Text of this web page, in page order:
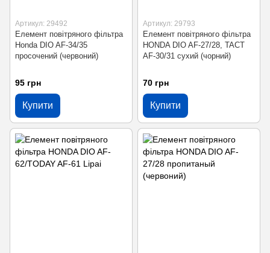
Артикул: 29492
Елемент повітряного фільтра
Honda DIO AF-34/35
просочений (червоний)
95 грн
Купити
Артикул: 29793
Елемент повітряного фільтра
HONDA DIO AF-27/28, TACT
AF-30/31 сухий (чорний)
70 грн
Купити